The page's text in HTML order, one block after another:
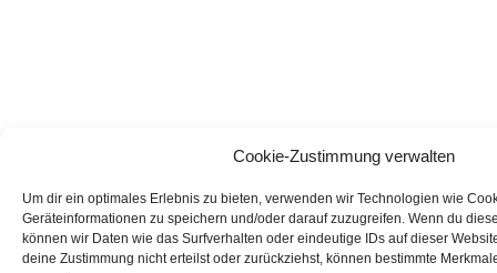
Cookie-Zustimmung verwalten
Um dir ein optimales Erlebnis zu bieten, verwenden wir Technologien wie
Geräteinformationen zu speichern und/oder darauf zuzugreifen. Wenn du
können wir Daten wie das Surfverhalten oder eindeutige IDs auf dieser
deine Zustimmung nicht erteilst oder zurückziehst, können bestimmte